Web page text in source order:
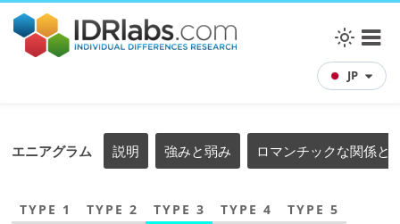
JP
エニアグラム 説明 強みと弱み ロマンチックな関係と
TYPE 1 TYPE 2 TYPE 3 TYPE 4
TYPE 5